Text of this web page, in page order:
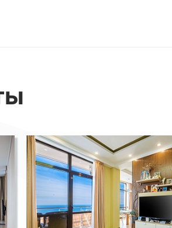
теплоту и уют этого
доме. Изысканная и
открытый балкон, чтобы
Этот вид становится
уголком рая, где вы сможете